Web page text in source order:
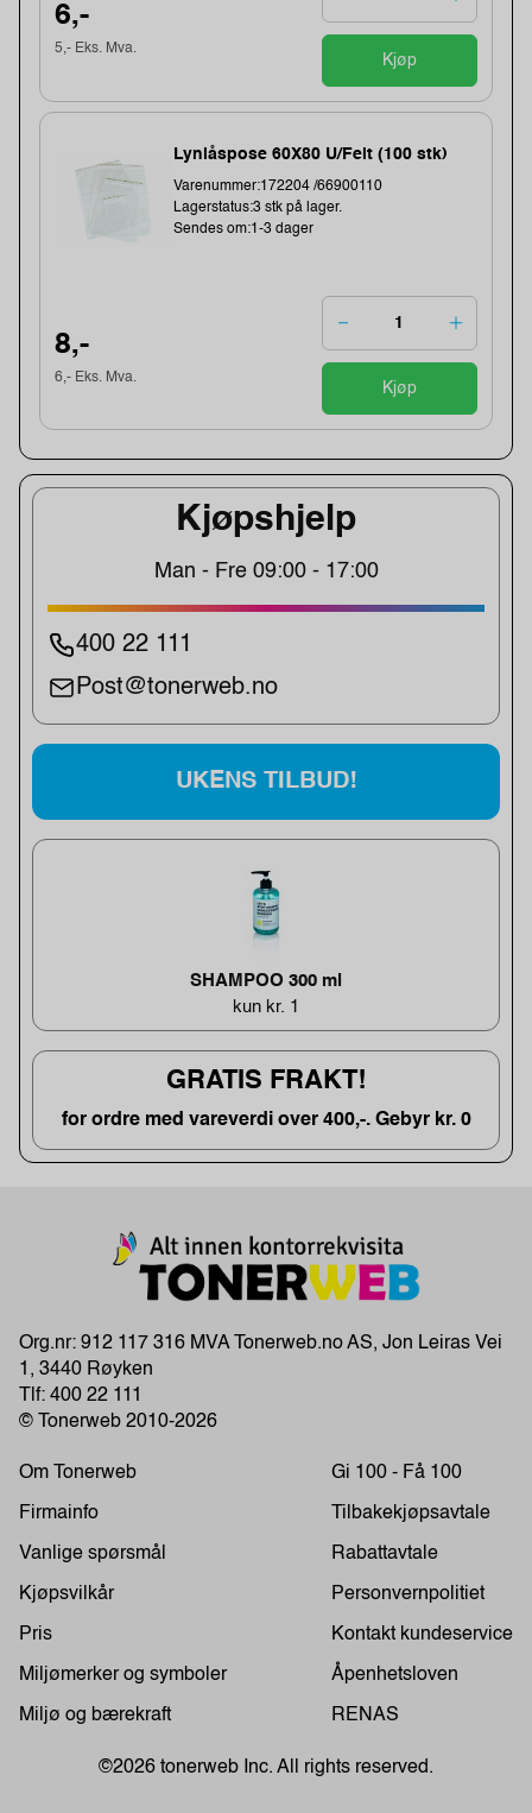
Kjøpshjelp
Man - Fre 09:00 - 17:00
400 22 111
Post@tonerweb.no
UKENS TILBUD!
SHAMPOO 300 ml
kun kr. 1
GRATIS FRAKT!
for ordre med vareverdi over 400,-. Gebyr kr. 0
6,-
5,- Eks. Mva.
Kjøp
Lynlåspose 60X80 U/Felt (100 stk)
Varenummer:172204 /66900110
Lagerstatus:3 stk på lager.
Sendes om:1-3 dager
8,-
6,- Eks. Mva.
Kjøp
Org.nr: 912 117 316 MVA Tonerweb.no AS, Jon Leiras Vei
1, 3440 Røyken
Tlf: 400 22 111
© Tonerweb 2010-2026
Om Tonerweb
Firmainfo
Vanlige spørsmål
Kjøpsvilkår
Pris
Miljømerker og symboler
Miljø og bærekraft
Gi 100 - Få 100
Tilbakekjøpsavtale
Rabattavtale
Personvernpolitiet
Kontakt kundeservice
Åpenhetsloven
RENAS
©2026 tonerweb Inc. All rights reserved.